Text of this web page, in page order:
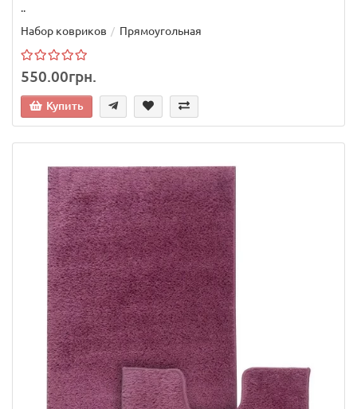
..
Набор ковриков
Прямоугольная
550.00грн.
Купить